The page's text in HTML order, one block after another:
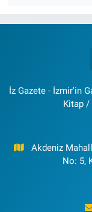
İz Gazete - İzmir'in
Kitap /
Akdeniz
No: 5,